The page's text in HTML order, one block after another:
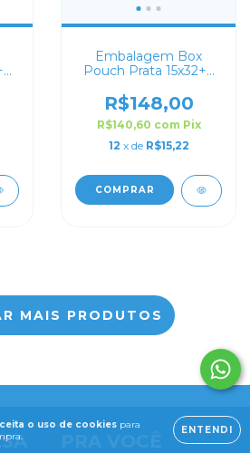
o uso de cookies para
ENTENDI
Embalagem Box
Pouch Prata 15x32+9
R$148,00
R$140,60 com Pix
12 x de R$15,22
COMPRAR
MAIS PRODUTOS